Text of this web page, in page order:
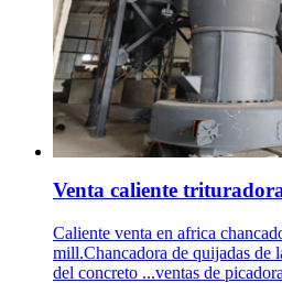
Venta caliente
Caliente venta en africa
mill.Chancadora de quijadas de
del concreto ...ventas de